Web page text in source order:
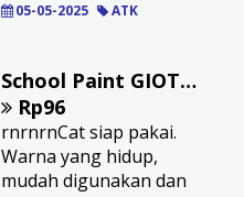
05-05-2025 ATK
School Paint GIOTTO 1000 ml: Prim. Yellow
Rp96
rnrnrnCat siap pakai.
Warna yang hidup,
mudah digunakan dan